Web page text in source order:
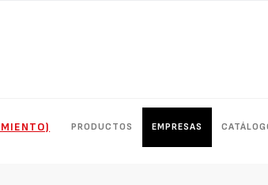
PRODUCTOS EMPRESAS